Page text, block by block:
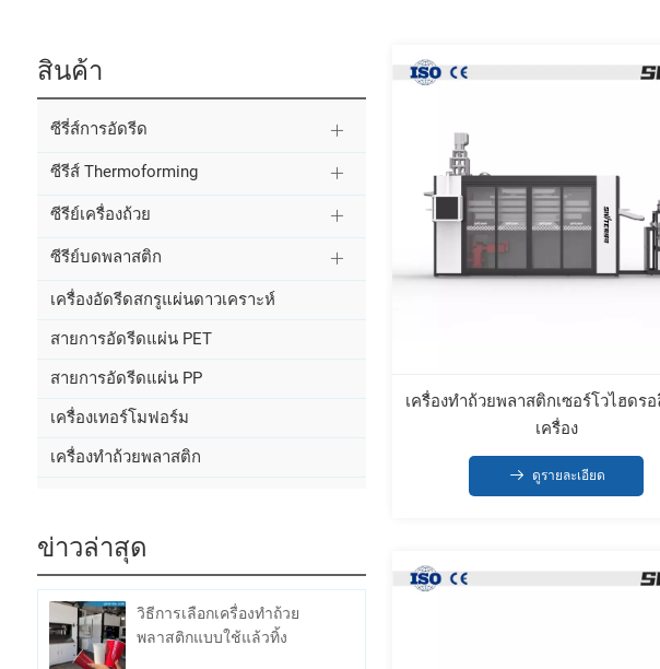
สินค้า
ซีรี่ส์การอัดรีด
ซีรีส์ Thermoforming
ซีรีย์เครื่องถ้วย
ซีรีย์บดพลาสติก
เครื่องอัดรีดสกรูแผ่นดาวเคราะห์
สายการอัดรีดแผ่น PET
สายการอัดรีดแผ่น PP
เครื่องเทอร์โมฟอร์ม
เครื่องทำถ้วยพลาสติก
ข่าวล่าสุด
วิธีการเลือกเครื่องทำถ้วย
พลาสติกแบบใช้แล้วทิ้ง
เครื่องทำถ้วยพลาสติกเซอร์โวไฮดร
เครื่อง
ดูรายละเอียด